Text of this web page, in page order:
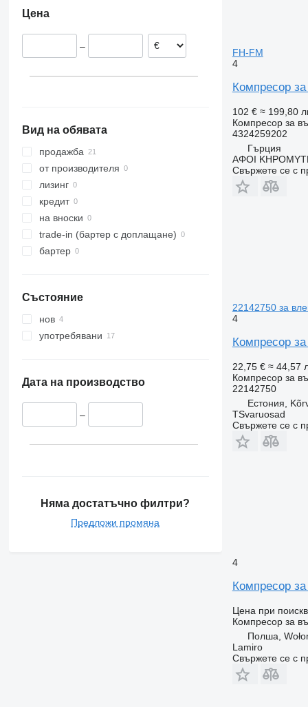
Гърция
Нидерландия
Цена
–
Вид на обявата
продажба
от производителя
лизинг
кредит
на вноски
trade-in (бартер с доплащане)
бартер
Състояние
нов
употребявани
Дата на производство
–
Няма достатъчно филтри?
Предложи промяна
FH-FM
4
Компресор
102 € ≈ 199,80
Компресор за
4324259202
Гърция
ΑΦΟΙ
Свържете се с
22142750 за
4
Компресор
22,75 € ≈ 44,57
Компресор за
22142750
Естония,
TSvaruosad
Свържете се с
4
Компресор
Цена при
Компресор за
Полша,
Lamiro
Свържете се с